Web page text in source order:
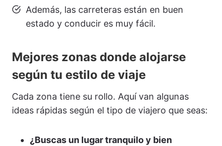
Además, las carreteras están en buen
estado y conducir es muy fácil.
Mejores zonas donde alojarse
según tu estilo de viaje
Cada zona tiene su rollo. Aquí van algunas
ideas rápidas según el tipo de viajero que seas:
¿Buscas un lugar tranquilo y bien